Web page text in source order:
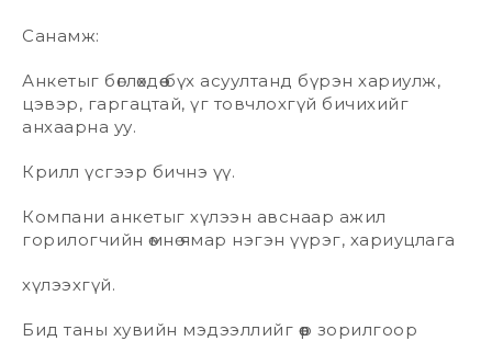
Санамж:
Анкетыг бөглөхдөө бүх асуултанд бүрэн хариулж,
цэвэр, гаргацтай, үг товчлохгүй бичихийг
анхаарна уу.
Крилл үсгээр бичнэ үү.
Компани анкетыг хүлээн авснаар ажил
горилогчийн өмнө ямар нэгэн үүрэг, хариуцлага
хүлээхгүй.
Бид таны хувийн мэдээллийг өөр зорилгоор